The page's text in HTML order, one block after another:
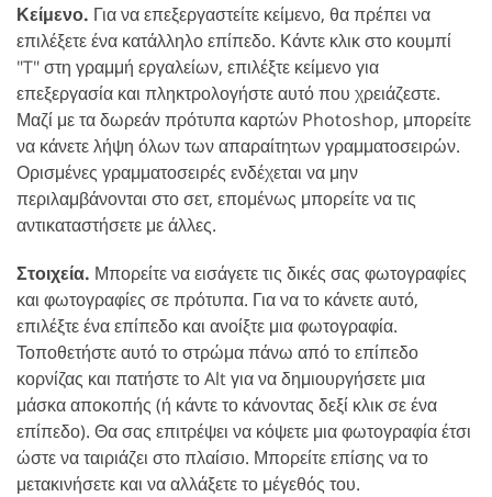
Κείμενο. Για να επεξεργαστείτε κείμενο, θα πρέπει να
επιλέξετε ένα κατάλληλο επίπεδο. Κάντε κλικ στο κουμπί
"T" στη γραμμή εργαλείων, επιλέξτε κείμενο για
επεξεργασία και πληκτρολογήστε αυτό που χρειάζεστε.
Μαζί με τα δωρεάν πρότυπα καρτών Photoshop, μπορείτε
να κάνετε λήψη όλων των απαραίτητων γραμματοσειρών.
Ορισμένες γραμματοσειρές ενδέχεται να μην
περιλαμβάνονται στο σετ, επομένως μπορείτε να τις
αντικαταστήσετε με άλλες.
Στοιχεία. Μπορείτε να εισάγετε τις δικές σας φωτογραφίες
και φωτογραφίες σε πρότυπα. Για να το κάνετε αυτό,
επιλέξτε ένα επίπεδο και ανοίξτε μια φωτογραφία.
Τοποθετήστε αυτό το στρώμα πάνω από το επίπεδο
κορνίζας και πατήστε το Alt για να δημιουργήσετε μια
μάσκα αποκοπής (ή κάντε το κάνοντας δεξί κλικ σε ένα
επίπεδο). Θα σας επιτρέψει να κόψετε μια φωτογραφία έτσι
ώστε να ταιριάζει στο πλαίσιο. Μπορείτε επίσης να το
μετακινήσετε και να αλλάξετε το μέγεθός του.